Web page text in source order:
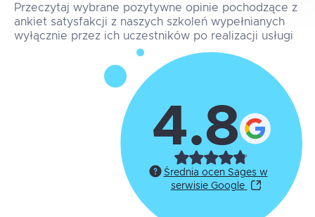
Przeczytaj wybrane pozytywne opinie pochodzące z
ankiet satysfakcji z naszych szkoleń wypełnianych
wyłącznie przez ich uczestników po realizacji usługi
4.8
Średnia ocen Sages w
serwisie Google